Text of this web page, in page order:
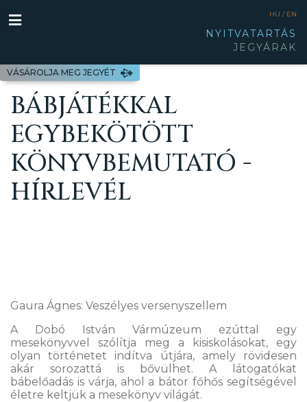
VÁSÁROLJA MEG JEGYÉT
HU / EN
NYITVATARTÁS
JEGYÁRAK
BÁBJÁTÉKKAL
EGYBEKÖTÖTT
KÖNYVBEMUTATÓ -
HÍRLEVÉL
Gaura Ágnes: Veszélyes versenyszellem
A Dobó István Vármúzeum ezúttal egy
mesekönyvvel szólítja meg a kisiskolásokat, egy
olyan történetet indítva útjára, amely rövidesen
akár sorozattá is bővülhet. A látogatókat
bábelőadás is várja, ahol a bátor főhős segítségével
életre keltjük a mesekönyv világát.